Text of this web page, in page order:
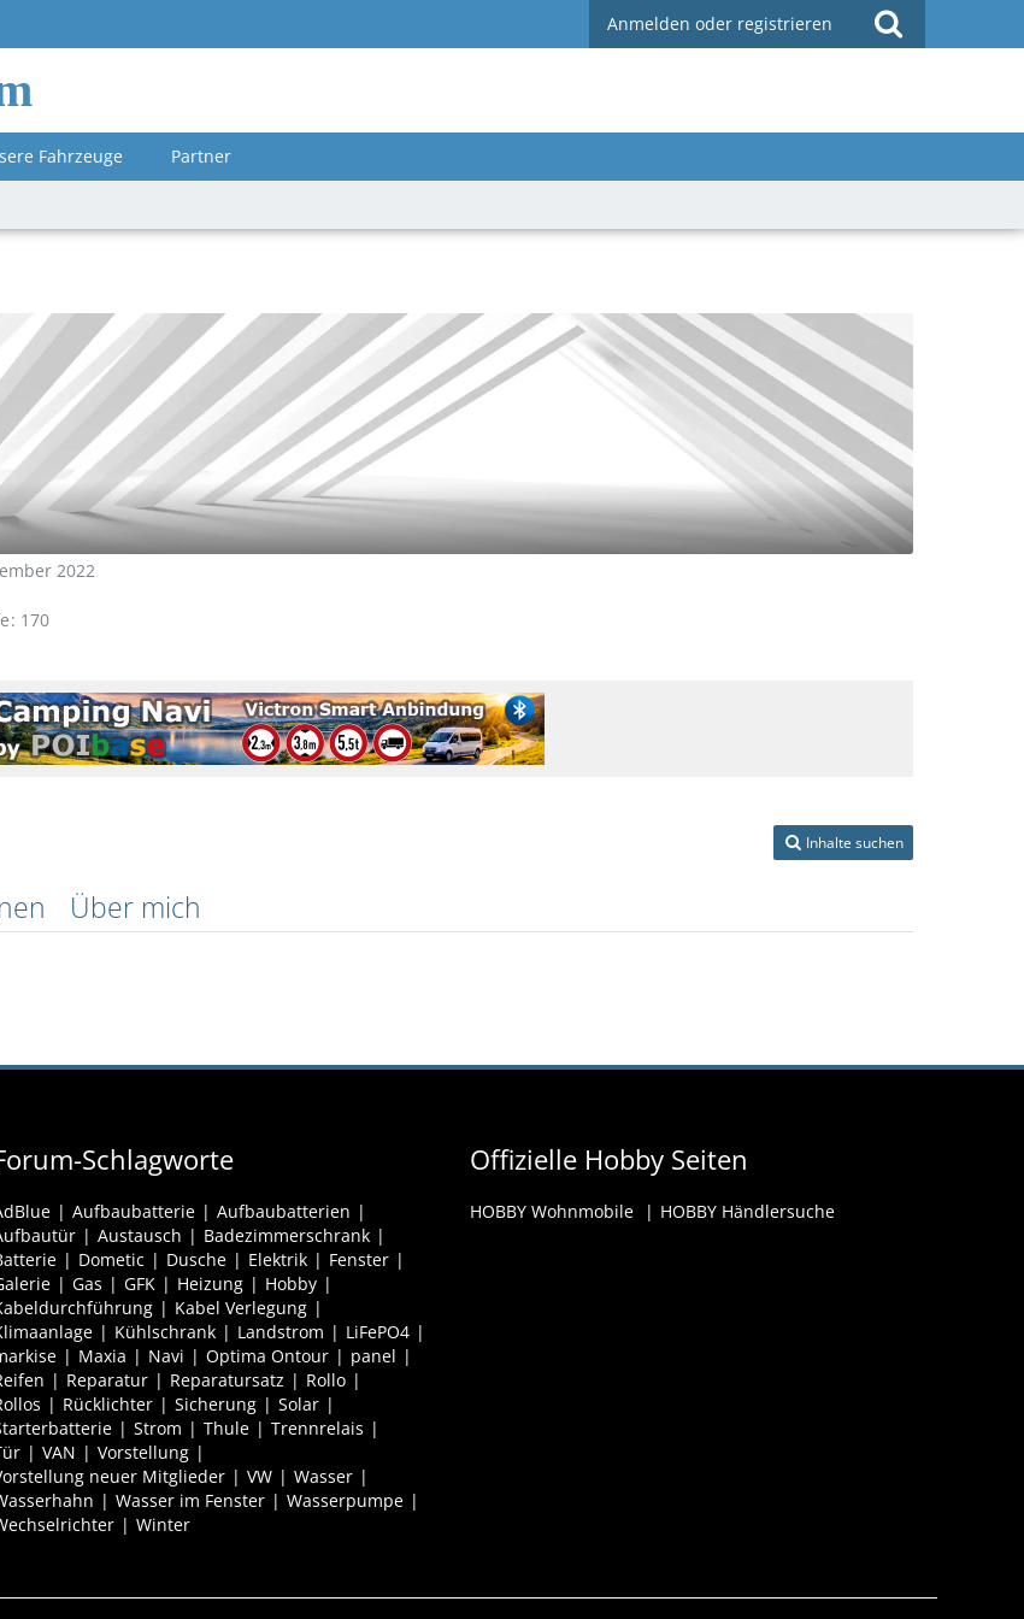
Anmelden oder registrieren
Fahrzeuge Partner
2022
170
Inhalte suchen
Über mich
Schlagworte
Aufbaubatterie
Aufbaubatterien
Austausch
Badezimmerschrank
Dometic Dusche Elektrik
Fenster
Gas GFK Heizung
Hobby
Kabel Verlegung
Kühlschrank Landstrom
LiFePO4
Maxia Navi Optima Ontour
panel
Reparatur Reparatursatz
Rollo
Rücklichter Sicherung
Solar
Strom Thule
Trennrelais
VAN
Vorstellung
neuer Mitglieder
VW
Wasser
Wasser im Fenster
Wasserpumpe
Winter
Offizielle Hobby Seiten
HOBBY Wohnmobile HOBBY Händlersuche